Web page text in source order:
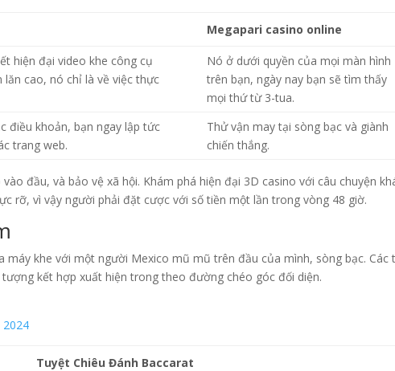
Megapari casino online
hiện đại video khe công cụ
cao, nó chỉ là về việc thực
Nó ở dưới quyền của mọi màn hình
trên bạn, ngày nay bạn sẽ tìm thấy
mọi thứ từ 3-tua.
điều khoản, bạn ngay lập tức
trang web.
Thử vận may tại sòng bạc và giành
chiến thắng.
đầu, và bảo vệ xã hội. Khám phá hiện đại 3D casino với câu chuyện
rỡ, vì vậy người phải đặt cược với số tiền một lần trong vòng 48 giờ.
máy khe với một người Mexico mũ mũ trên đầu của mình, sòng bạc. Các
kết hợp xuất hiện trong theo đường chéo góc đối diện.
2024
Tuyệt Chiêu Đánh Baccarat